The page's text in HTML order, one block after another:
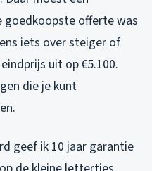
goedkoopste offerte was
iets over steiger of
uit op €5.100.
die je kunt
geef ik 10 jaar garantie